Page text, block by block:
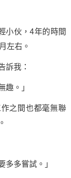
伙，4年的時間
左右。
我：
。」
之間也都毫無聯
多嘗試。」